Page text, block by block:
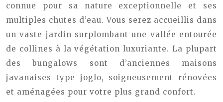
connue pour sa nature exceptionnelle et ses
multiples chutes d’eau. Vous serez accueillis dans
un vaste jardin surplombant une vallée entourée
de collines à la végétation luxuriante. La plupart
des bungalows sont d’anciennes maisons
javanaises type joglo, soigneusement rénovées
et aménagées pour votre plus grand confort.